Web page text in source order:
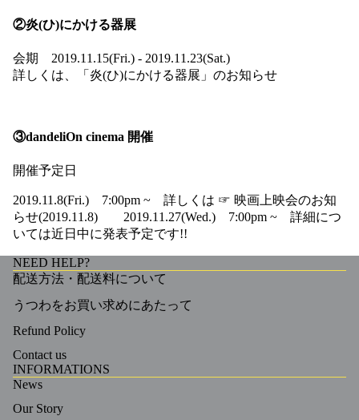
②炎(ひ)にかける器展
会期 2019.11.15(Fri.) - 2019.11.23(Sat.)
詳しくは、
「炎(ひ)にかける器展」のお知らせ
③dandeliOn cinema 開催
開催予定日
2019.11.8(Fri.) 7:00pm ~ 詳しくは ☞ 映画上映会のお知
らせ(2019.11.8) 2019.11.27(Wed.) 7:00pm ~ 詳細につ
いては近日中に発表予定です!!
NEED HELP?
配送方法・配送料について
うつわをお買い求めにあたって
Refund Policy
Contact us
INFORMATIONS
News
Our Story